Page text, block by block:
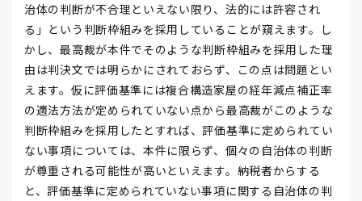
治体の判断が不合理といえない限り、法的には許容され
る」という判断枠組みを採用していることが窺えます。し
かし、最高裁が本件でそのような判断枠組みを採用した理
由は判決文では明らかにされておらず、この点は問題とい
えます。仮に評価基準には複合構造家屋の経年減点補正率
の適法方法が定められていない点から最高裁がこのような
判断枠組みを採用したとすれば、評価基準に定められてい
ない事項については、本件に限らず、個々の自治体の判断
が尊重される可能性が高いといえます。納税者からする
と、評価基準に定められていない事項に関する自治体の判